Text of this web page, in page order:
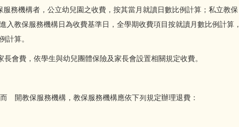
務機構者，公立幼兒園之收費，按其當月就讀日數比例計算；私立教保
入教保服務機構日為收費基準日，全學期收費項目按就讀月數比例計算，
計算。
費，依學生與幼兒團體保險及家長會設置相關規定收費。
開教保服務機構，教保服務機構應依下列規定辦理退費：